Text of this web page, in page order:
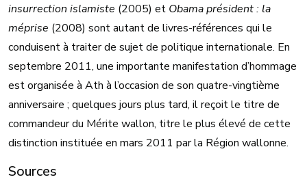
insurrection islamiste (2005) et Obama président : la
méprise (2008) sont autant de livres-références qui le
conduisent à traiter de sujet de politique internationale. En
septembre 2011, une importante manifestation d’hommage
est organisée à Ath à l’occasion de son quatre-vingtième
anniversaire ; quelques jours plus tard, il reçoit le titre de
commandeur du Mérite wallon, titre le plus élevé de cette
distinction instituée en mars 2011 par la Région wallonne.
Sources